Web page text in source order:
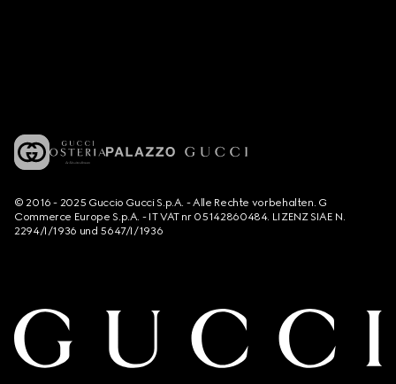
© 2016 - 2025 Guccio Gucci S.p.A. - Alle Rechte vorbehalten. G
Commerce Europe S.p.A. - IT VAT nr 05142860484. LIZENZ SIAE N.
2294/I/1936 und 5647/I/1936